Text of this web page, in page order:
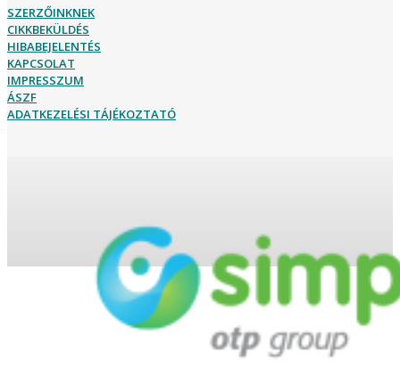
SZERZŐINKNEK
CIKKBEKÜLDÉS
HIBABEJELENTÉS
KAPCSOLAT
IMPRESSZUM
ÁSZF
ADATKEZELÉSI TÁJÉKOZTATÓ